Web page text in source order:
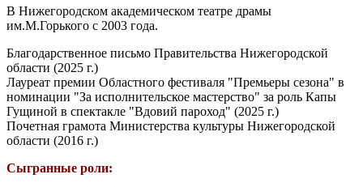
В Нижегородском академическом театре драмы
им.М.Горького с 2003 года.
Благодарственное письмо Правительства Нижегородской
области (2025 г.)
Лауреат премии Областного фестиваля "Премьеры сезона" в
номинации "За исполнительское мастерство" за роль Капы
Гущиной в спектакле "Вдовий пароход" (2025 г.)
Почетная грамота Министерства культуры Нижегородской
области (2016 г.)
Сыгранные роли: